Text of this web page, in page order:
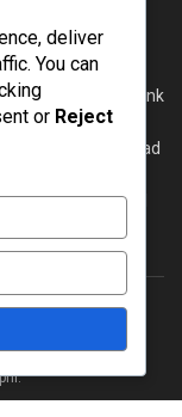
Portable – Full
Cờ rắc [Google
Windows 7/10 – Link
– Link download
dẫn cài đặt – Full
deliver
You can
or Reject